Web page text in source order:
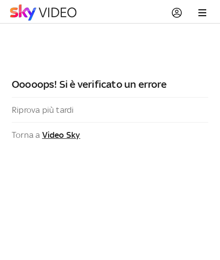
Ooooops! Si è verificato un errore
Riprova più tardi
Torna a Video Sky